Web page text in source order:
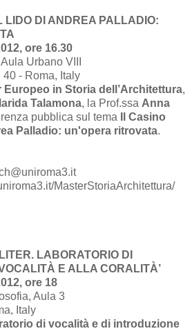
LIDO DI ANDREA PALLADIO:
ore 16.30
Urbano VIII
- Roma, Italy
Europeo in Storia dell’Architettura,
Talamona, la Prof.ssa Anna
pubblica sul tema
Il Casino
Palladio: un'opera ritrovata.
MasterStoriaArchitettura/
LABORATORIO DI
E ALLA CORALITÀ’
ore 18
Aula 3
Italy
di vocalità e di introduzione